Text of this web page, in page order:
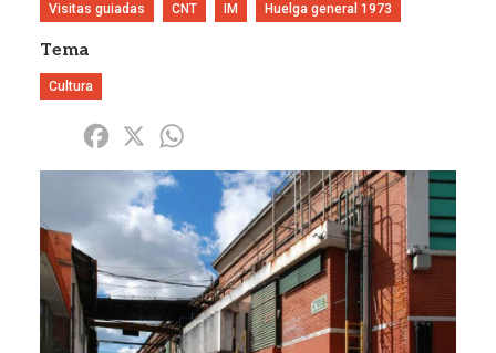
Visitas guiadas CNT IM Huelga general 1973
Tema
Cultura
Share Facebook
X
Imagen